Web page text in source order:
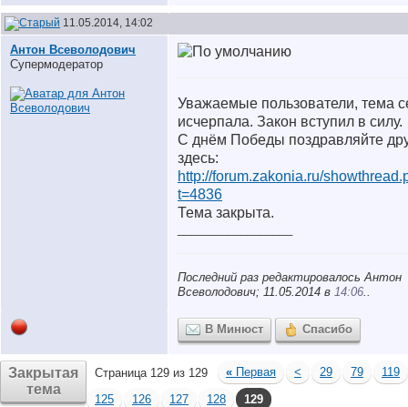
11.05.2014, 14:02
Антон Всеволодович
Супермодератор
Уважаемые пользователи, тема
исчерпала. Закон вступил в силу.
С днём Победы поздравляйте
здесь:
http://forum.zakonia.ru/
t=4836
Тема закрыта.
Последний раз редактировалось Антон
Всеволодович; 11.05.2014 в 14:06..
В Минюст Спасибо
Закрытая
тема
Страница 129 из 129 « Первая < 29 79
119
125
126 127 128 129